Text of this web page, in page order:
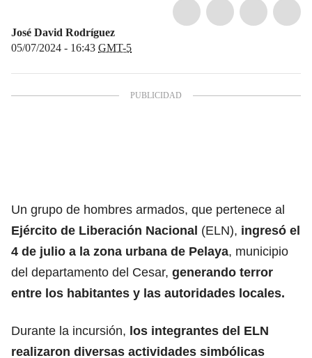
José David Rodríguez
05/07/2024 - 16:43 GMT-5
Un grupo de hombres armados, que pertenece al
Ejército de Liberación Nacional (ELN), ingresó el
4 de julio a la zona urbana de Pelaya, municipio
del departamento del Cesar, generando terror
entre los habitantes y las autoridades locales.
Durante la incursión, los integrantes del ELN
realizaron diversas actividades simbólicas